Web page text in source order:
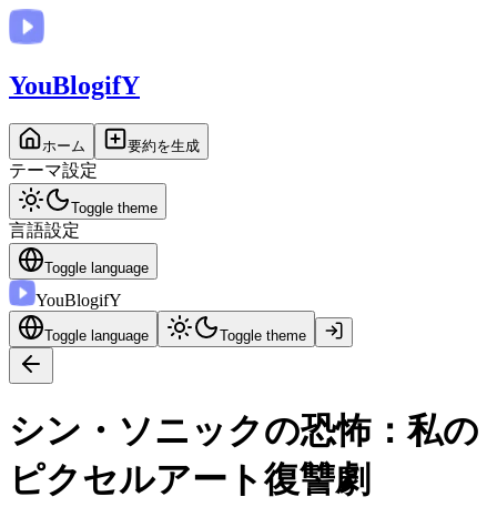
YouBlogifY
ホーム 要約を生成
テーマ設定
Toggle theme
言語設定
Toggle language
YouBlogifY
Toggle language Toggle theme
シン・ソニックの恐怖：私の
ピクセルアート復讐劇